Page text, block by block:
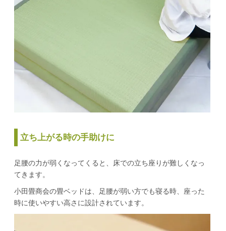
立ち上がる時の手助けに
足腰の力が弱くなってくると、床での立ち座りが難しくなっ
てきます。
小田畳商会の畳ベッドは、足腰が弱い方でも寝る時、座った
時に使いやすい高さに設計されています。